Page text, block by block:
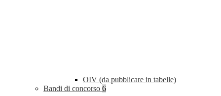
OIV (da pubblicare in tabelle)
Bandi di concorso 6